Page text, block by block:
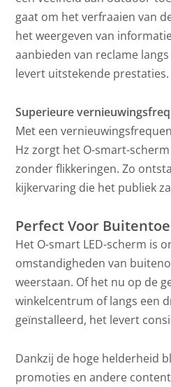
gaat om het verfraaien van
het weergeven van
aanbieden van reclame
levert uitstekende prestaties.
Superieure
Met een
Hz zorgt het O-smart-
zonder flikkeringen. Zo
kijkervaring die het publiek
Perfect Voor
Het O-smart LED-scherm is
omstandigheden van
weerstaan. Of het nu op de
winkelcentrum of langs een
geïnstalleerd, het levert
Dankzij de hoge helderheid
promoties en andere